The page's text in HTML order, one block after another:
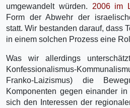
umgewandelt würden. 2006 im
Form der Abwehr der
statt. Wir bestanden darauf, dass
in einem solchen Prozess eine
Was wir allerdings
Konfessionalismus-
Franko-Laizismus) die
Komponenten gegen einander
sich den Interessen der